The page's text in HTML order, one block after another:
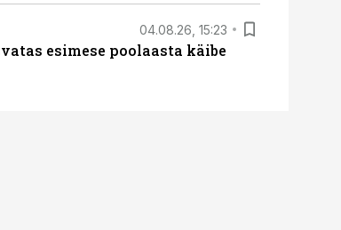
04.08.26, 15:23
esimese poolaasta käibe